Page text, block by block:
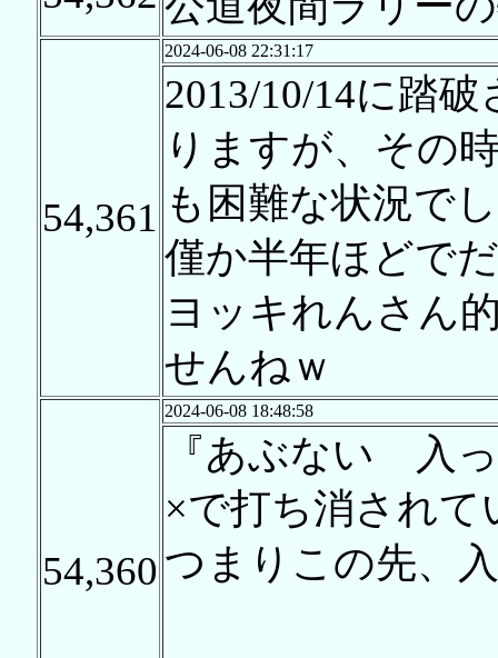
54,361
2024-06-08 22:31:17
2013/10/14に踏
りますが、その
も困難な状況で
僅か半年ほどで
ヨッキれんさん
せんねｗ
54,360
2024-06-08 18:48:58
『あぶない 入
×で打ち消されて
つまりこの先、